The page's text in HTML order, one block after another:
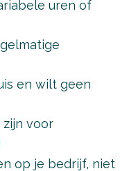
uren of
en wilt geen
voor
op je bedrijf, niet